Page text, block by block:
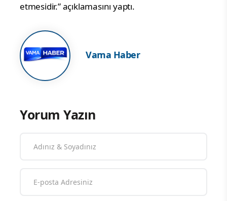
etmesidir.” açıklamasını yaptı.
Vama Haber
Yorum Yazın